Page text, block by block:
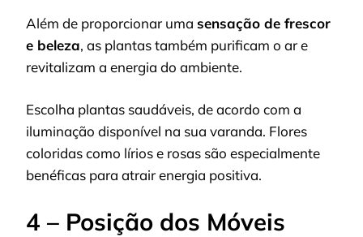
Além de proporcionar uma sensação de frescor
e beleza, as plantas também purificam o ar e
revitalizam a energia do ambiente.
Escolha plantas saudáveis, de acordo com a
iluminação disponível na sua varanda. Flores
coloridas como lírios e rosas são especialmente
benéficas para atrair energia positiva.
4 – Posição dos Móveis